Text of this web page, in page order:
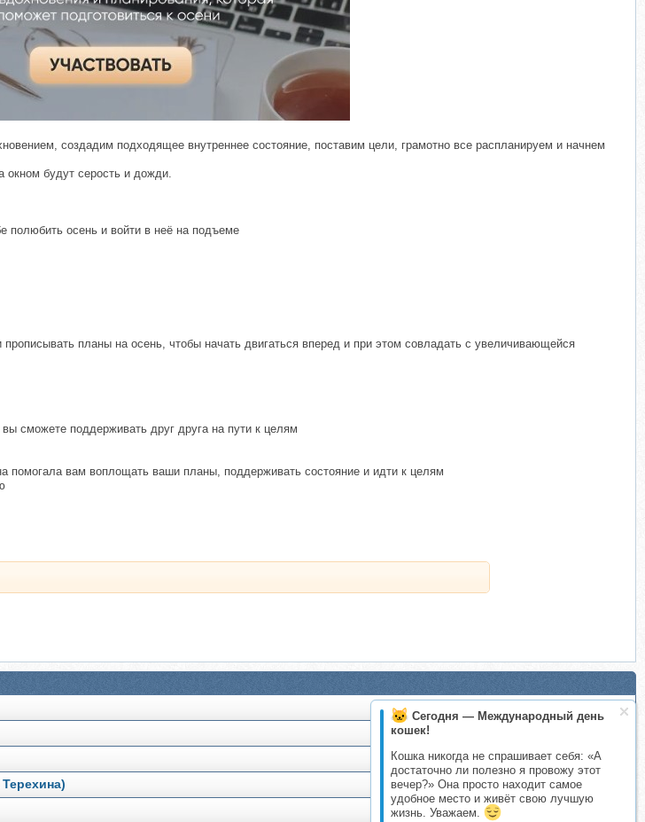
Сегодня — Международный день
кошек!
Кошка никогда не спрашивает себя: «А
достаточно ли полезно я провожу этот
вечер?» Она просто находит самое
удобное место и живёт свою лучшую
жизнь. Уважаем.
создадим подходящее внутреннее состояние, поставим цели, грамотно все распланируем и начнем
окном будут серость и дожди.
полюбить осень и войти в неё на подъеме
планы на осень, чтобы начать двигаться вперед и при этом совладать с увеличивающейся
сможете поддерживать друг друга на пути к целям
помогала вам воплощать ваши планы, поддерживать состояние и идти к целям